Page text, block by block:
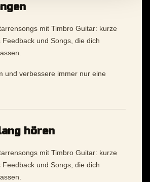
mit Timbro Guitar: kurze
Feedback und Songs, die dich
und verbessere immer nur eine
hören
mit Timbro Guitar: kurze
Feedback und Songs, die dich